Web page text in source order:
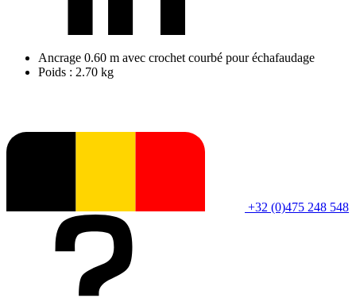
Ancrage 0.60 m avec crochet courbé pour échafaudage
Poids : 2.70 kg
+32 (0)475 248 548